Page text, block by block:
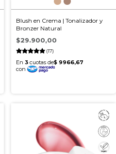
Blush en Crema | Tonalizador y
Bronzer Natural
(17)
$29.900,00